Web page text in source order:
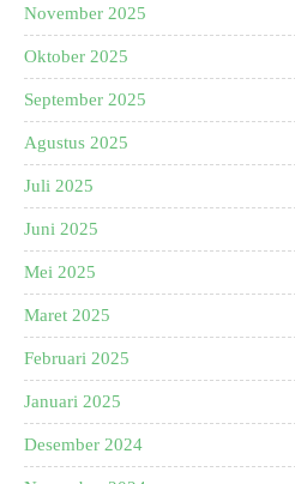
November 2025
Oktober 2025
September 2025
Agustus 2025
Juli 2025
Juni 2025
Mei 2025
Maret 2025
Februari 2025
Januari 2025
Desember 2024